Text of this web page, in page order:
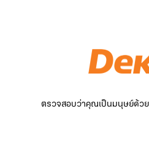
ตรวจสอบว่าคุณเป็นมนุษย์ด้วย